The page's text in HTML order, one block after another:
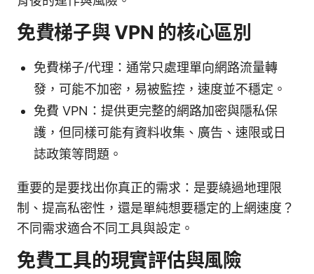
免費梯子與 VPN 的核心區別
免費梯子/代理：通常只處理單向網路流量轉
發，可能不加密，易被監控，速度並不穩定。
免費 VPN：提供更完整的網路加密與隱私保
護，但同樣可能有資料收集、廣告、速限或日
誌政策等問題。
重要的是要找出你真正的需求：是要繞過地理限
制、提高私密性，還是單純想要穩定的上網速度？
不同需求適合不同工具與設定。
免費工具的現實評估與風險